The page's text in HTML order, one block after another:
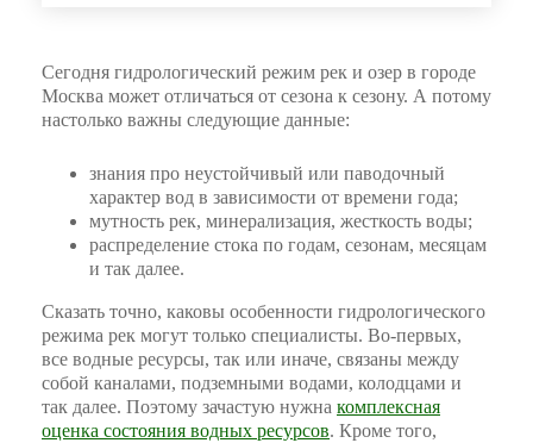
Сегодня гидрологический режим рек и озер в городе
Москва может отличаться от сезона к сезону. А потому
настолько важны следующие данные:
знания про неустойчивый или паводочный
характер вод в зависимости от времени года;
мутность рек, минерализация, жесткость воды;
распределение стока по годам, сезонам, месяцам
и так далее.
Сказать точно, каковы особенности гидрологического
режима рек могут только специалисты. Во-первых,
все водные ресурсы, так или иначе, связаны между
собой каналами, подземными водами, колодцами и
так далее. Поэтому зачастую нужна комплексная
оценка состояния водных ресурсов. Кроме того,